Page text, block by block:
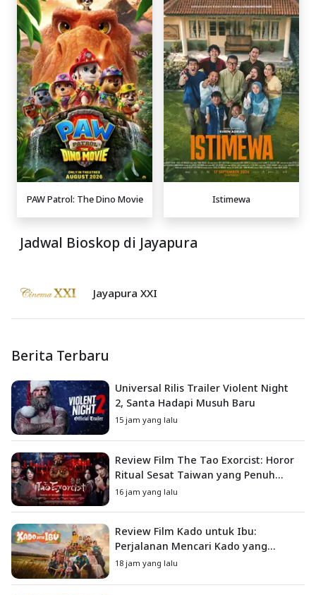
PAW Patrol: The Dino Movie Istimewa
Jadwal Bioskop di Jayapura
Jayapura XXI
Berita Terbaru
Universal Rilis Trailer Violent Night
2, Santa Hadapi Musuh Baru
15 jam yang lalu
Review Film The Tao Exorcist: Horor
Ritual Sesat Taiwan yang Penuh
Misteri dan Teror Psikologis
16 jam yang lalu
Review Film Kado untuk Ibu:
Perjalanan Mencari Kado yang
Mengajarkan Arti Keluarga
18 jam yang lalu